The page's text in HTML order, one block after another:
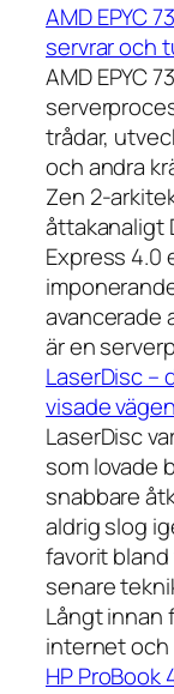
AMD EPYC
servrar och
AMD EPYC
trådar,
och andra
Zen 2-
åttakanaligt
Express 4.0
avancerade
är en
LaserDisc –
visade
LaserDisc
som lovade
snabbare
aldrig slog
favorit
senare
Långt innan
internet och
HP ProBook